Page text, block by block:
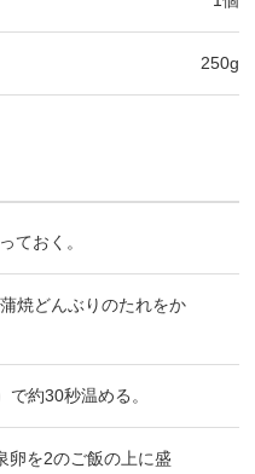
250g
ておく。
焼どんぶりのたれをか
約30秒温める。
卵を2のご飯の上に盛